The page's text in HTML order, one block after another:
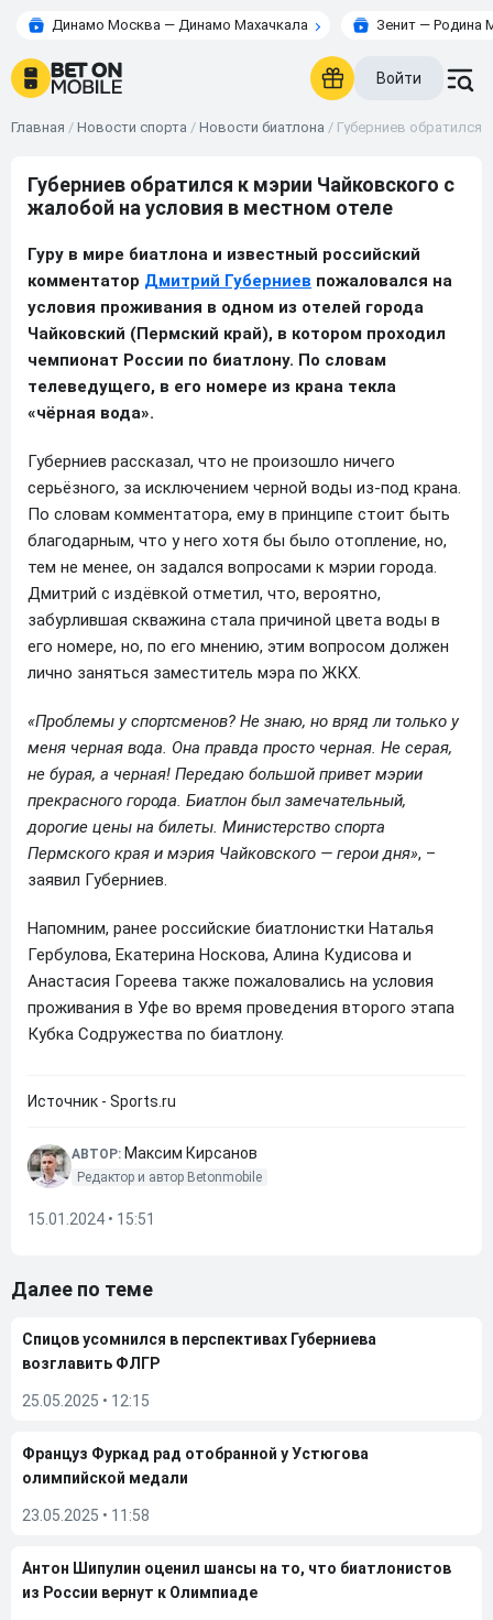
Динамо Москва — Динамо Махачкала Зенит — Родина
Войти
Главная / Новости спорта / Новости биатлона / Губерниев обратился
Губерниев обратился к мэрии Чайковского с
жалобой на условия в местном отеле
Гуру в мире биатлона и известный российский
комментатор Дмитрий Губерниев пожаловался на
условия проживания в одном из отелей города
Чайковский (Пермский край), в котором проходил
чемпионат России по биатлону. По словам
телеведущего, в его номере из крана текла
«чёрная вода».
Губерниев рассказал, что не произошло ничего
серьёзного, за исключением черной воды из-под крана.
По словам комментатора, ему в принципе стоит быть
благодарным, что у него хотя бы было отопление, но,
тем не менее, он задался вопросами к мэрии города.
Дмитрий с издёвкой отметил, что, вероятно,
забурлившая скважина стала причиной цвета воды в
его номере, но, по его мнению, этим вопросом должен
лично заняться заместитель мэра по ЖКХ.
«Проблемы у спортсменов? Не знаю, но вряд ли только у
меня черная вода. Она правда просто черная. Не серая,
не бурая, а черная! Передаю большой привет мэрии
прекрасного города. Биатлон был замечательный,
дорогие цены на билеты. Министерство спорта
Пермского края и мэрия Чайковского — герои дня», –
заявил Губерниев.
Напомним, ранее российские биатлонистки Наталья
Гербулова, Екатерина Носкова, Алина Кудисова и
Анастасия Гореева также пожаловались на условия
проживания в Уфе во время проведения второго этапа
Кубка Содружества по биатлону.
Источник - Sports.ru
АВТОР: Максим Кирсанов
Редактор и автор Betonmobile
15.01.2024 • 15:51
Далее по теме
Спицов усомнился в перспективах Губерниева
возглавить ФЛГР
25.05.2025 • 12:15
Француз Фуркад рад отобранной у Устюгова
олимпийской медали
23.05.2025 • 11:58
Антон Шипулин оценил шансы на то, что биатлонистов
из России вернут к Олимпиаде